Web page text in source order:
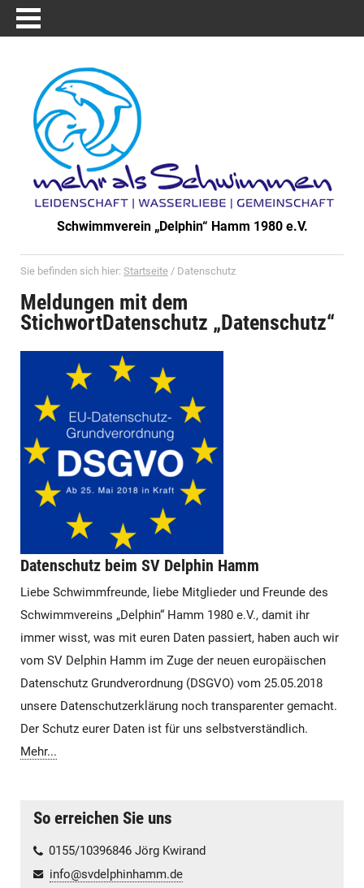
Schwimmverein „Delphin“ Hamm 1980 e.V.
Sie befinden sich hier: Startseite / Datenschutz
Meldungen mit dem
StichwortDatenschutz „Datenschutz“
Datenschutz beim SV Delphin Hamm
Liebe Schwimmfreunde, liebe Mitglieder und Freunde des
Schwimmvereins „Delphin“ Hamm 1980 e.V., damit ihr
immer wisst, was mit euren Daten passiert, haben auch wir
vom SV Delphin Hamm im Zuge der neuen europäischen
Datenschutz Grundverordnung (DSGVO) vom 25.05.2018
unsere Datenschutzerklärung noch transparenter gemacht.
Der Schutz eurer Daten ist für uns selbstverständlich.
Mehr...
So erreichen Sie uns
0155/10396846 Jörg Kwirand
info@svdelphinhamm.de